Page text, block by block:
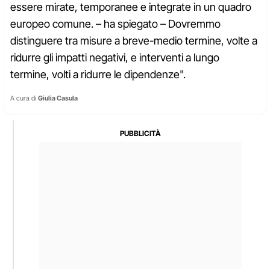
essere mirate, temporanee e integrate in un quadro
europeo comune. – ha spiegato – Dovremmo
distinguere tra misure a breve-medio termine, volte a
ridurre gli impatti negativi, e interventi a lungo
termine, volti a ridurre le dipendenze".
A cura di Giulia Casula